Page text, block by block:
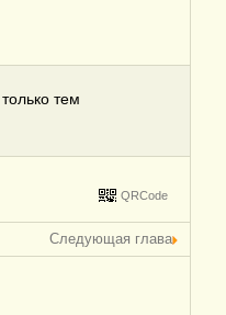
тем
QRCode
Следующая глава